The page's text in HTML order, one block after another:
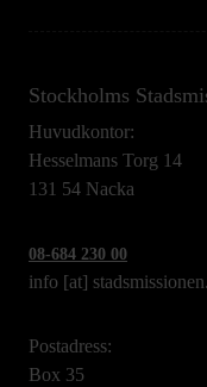
Stockholms
Huvudkontor:
Hesselmans Torg 14
131 54 Nacka
08-684 230 00
info [at]
Postadress:
Box 35